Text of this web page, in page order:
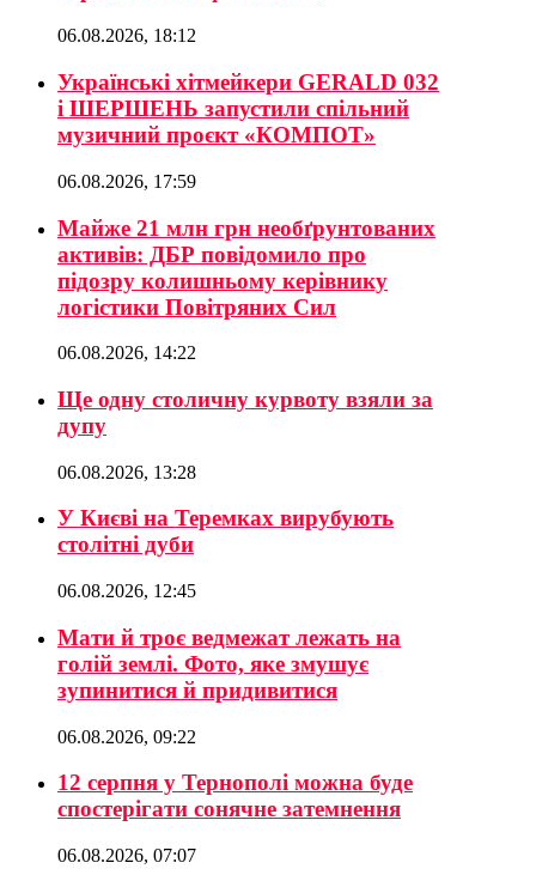
06.08.2026, 18:12
Українські хітмейкери GERALD 032
і ШЕРШЕНЬ запустили спільний
музичний проєкт «КОМПОТ»
06.08.2026, 17:59
Майже 21 млн грн необґрунтованих
активів: ДБР повідомило про
підозру колишньому керівнику
логістики Повітряних Сил
06.08.2026, 14:22
Ще одну столичну курвоту взяли за
дупу
06.08.2026, 13:28
У Києві на Теремках вирубують
столітні дуби
06.08.2026, 12:45
Мати й троє ведмежат лежать на
голій землі. Фото, яке змушує
зупинитися й придивитися
06.08.2026, 09:22
12 серпня у Тернополі можна буде
спостерігати сонячне затемнення
06.08.2026, 07:07